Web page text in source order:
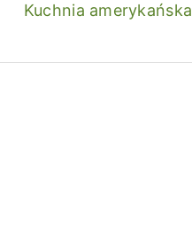
Kuchnia amerykańska